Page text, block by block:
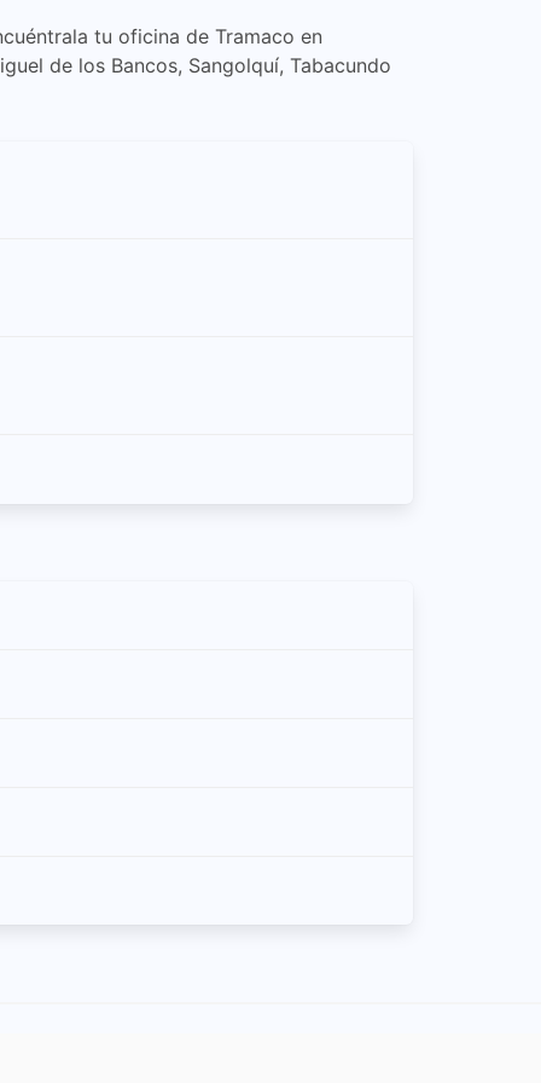
tu oficina de Tramaco en
de los Bancos, Sangolquí, Tabacundo